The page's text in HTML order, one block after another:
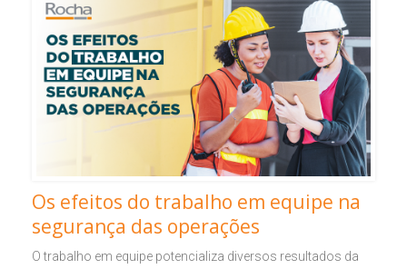
Os efeitos do trabalho em equipe na
segurança das operações
O trabalho em equipe potencializa diversos resultados da